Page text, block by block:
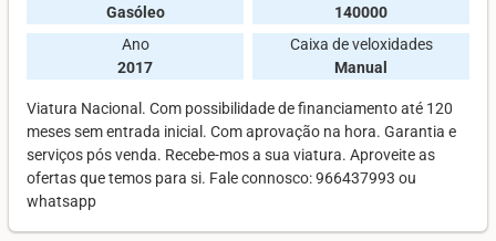
Gasóleo
140000
Ano
2017
Caixa de veloxidades
Manual
Viatura Nacional. Com possibilidade de financiamento até 120
meses sem entrada inicial. Com aprovação na hora. Garantia e
serviços pós venda. Recebe-mos a sua viatura. Aproveite as
ofertas que temos para si. Fale connosco: 966437993 ou
whatsapp